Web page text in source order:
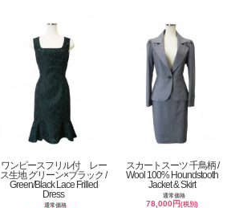
ワンピースフリル付 レー
ス生地 グリーン×ブラック /
Green/Black Lace Frilled
Dress
通常価格
スカートスーツ 千鳥柄 /
Wool 100% Houndstooth
Jacket & Skirt
通常価格
78,000円(税別)